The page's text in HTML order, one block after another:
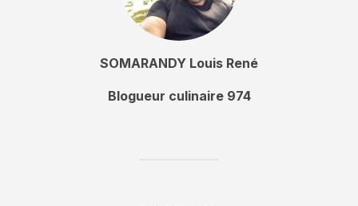
SOMARANDY Louis René
Blogueur culinaire 974